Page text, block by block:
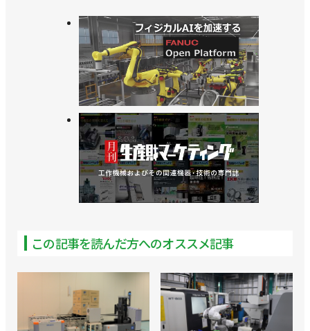
この記事を読んだ方へのオススメ記事